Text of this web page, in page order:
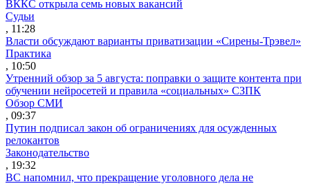
ВККС открыла семь новых вакансий
Судьи
, 11:28
Власти обсуждают варианты приватизации «Сирены-Трэвел»
Практика
, 10:50
Утренний обзор за 5 августа: поправки о защите контента при
обучении нейросетей и правила «социальных» СЗПК
Обзор СМИ
, 09:37
Путин подписал закон об ограничениях для осужденных
релокантов
Законодательство
, 19:32
ВС напомнил, что прекращение уголовного дела не